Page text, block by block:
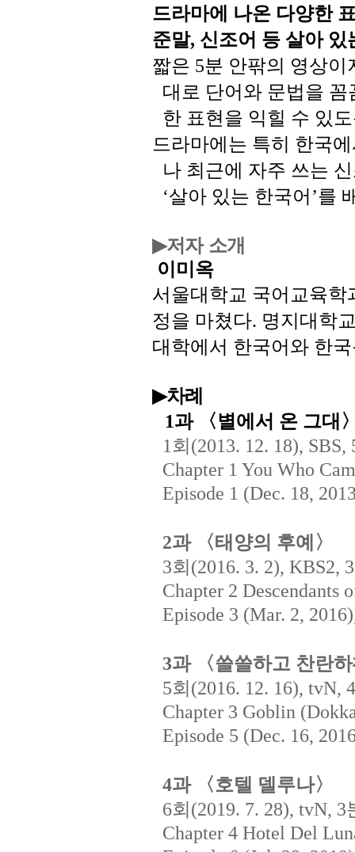
드라마에 나온 다양한
준말, 신조어 등 살아 있
짧은 5분 안팎의 영상이
대로 단어와 문법을 꼼
한 표현을 익힐 수 있
드라마에는 특히 한국
나 최근에 자주 쓰는
‘살아 있는 한국어’를
▶저자 소개
이미옥
서울대학교 국어교육학
정을 마쳤다. 명지대학
대학에서 한국어와 한
▶차례
1과 〈별에서 온 그대
1 회(2013. 12. 18), SBS,
Chapter 1 You Who
Episode 1 (Dec. 18,
2과 〈태양의 후예〉
3회(2016. 3. 2), KBS2, 3
Chapter 2 Descendants
Episode 3 (Mar. 2,
3과 〈쓸쓸하고 찬란
5회(2016. 12. 16), tvN,
Chapter 3 Goblin
Episode 5 (Dec. 16,
4과 〈호텔 델루나〉
6회(2019. 7. 28), tvN, 3
Chapter 4 Hotel Del